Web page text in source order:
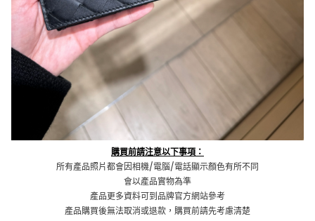
購買前請注意以下事項：
所有產品照片都會因相機/電腦/電話顯示顏色有所不同
會以產品實物為準
產品更多資料可到品牌官方網站參考
產品購買後無法取消或退款，購買前請先考慮清楚